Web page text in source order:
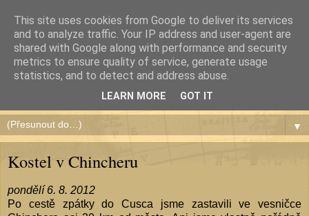
Čundr de América
▼
Kostel v Chincheru
pondělí 6. 8. 2012
Po cestě zpátky do Cusca jsme zastavili ve vesničce
This site uses cookies from Google to deliver its services
and to analyze traffic. Your IP address and user-agent are
shared with Google along with performance and security
metrics to ensure quality of service, generate usage
statistics, and to detect and address abuse.
LEARN MORE GOT IT